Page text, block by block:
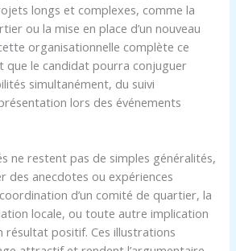
longs et complexes, comme la
ou la mise en place d’un nouveau
organisationnelle complète ce
que le candidat pourra conjuguer
simultanément, du suivi
lors des événements
ne restent pas de simples généralités,
des anecdotes ou expériences
d’un comité de quartier, la
locale, ou toute autre implication
résultat positif. Ces illustrations